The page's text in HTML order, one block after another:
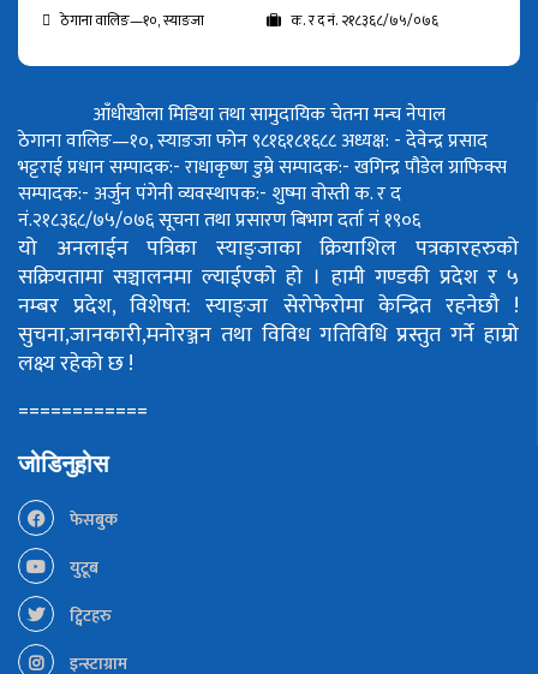
ठेगाना वालिङ—१०, स्याङजा
क. र द नं. २१८३६८/७५/०७६
आँधीखोला मिडिया तथा सामुदायिक चेतना मन्च नेपाल
ठेगाना वालिङ—१०, स्याङजा फोन ९८१६१८१६८८अध्यक्ष: - देवेन्द्र प्रसाद
भट्टराईप्रधान सम्पादक:- राधाकृष्ण डुम्रेसम्पादक:- खगिन्द्र पौडेलग्राफिक्स
सम्पादक:- अर्जुन पंगेनीव्यवस्थापक:- शुष्मा वोस्तीक. र द
नं.२१८३६८/७५/०७६सूचना तथा प्रसारण बिभाग दर्ता नं १९०६
यो अनलाईन पत्रिका स्याङ्जाका क्रियाशिल पत्रकारहरुको
सक्रियतामा सञ्चालनमा ल्याईएको हो । हामी गण्डकी प्रदेश र ५
नम्बर प्रदेश, विशेषत: स्याङ्जा सेरोफेरोमा केन्द्रित रहनेछौ !
सुचना,जानकारी,मनोरञ्जन तथा विविध गतिविधि प्रस्तुत गर्ने हाम्रो
लक्ष्य रहेको छ !
============
जोडिनुहोस
फेसबुक
युटूब
ट्विटहरु
इन्स्टाग्राम